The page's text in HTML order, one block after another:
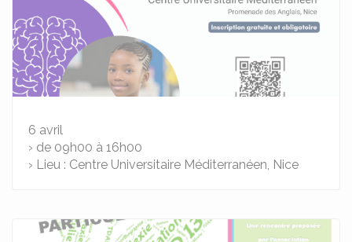
6 avril
› de 09h00 à 16h00
› Lieu : Centre Universitaire Méditerranéen, Nice